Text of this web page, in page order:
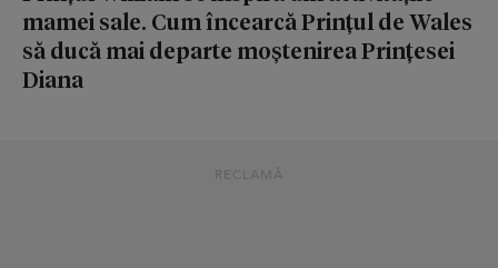
mamei sale. Cum încearcă Prințul de Wales
să ducă mai departe moștenirea Prințesei
Diana
RECLAMĂ